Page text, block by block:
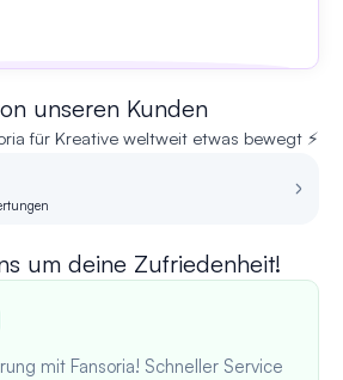
unseren Kunden
für Kreative weltweit etwas bewegt ⚡
um deine Zufriedenheit!
mit Fansoria! Schneller Service